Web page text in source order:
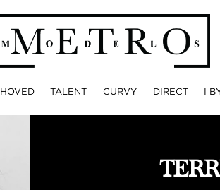
HOVED TALENT CURVY DIRECT I